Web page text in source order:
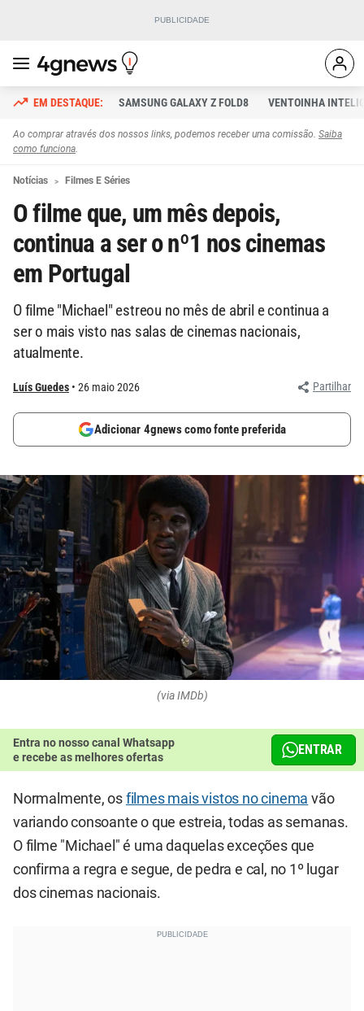
SAMSUNG GALAXY Z FOLD8 VENTOINHA
Ao comprar através dos nossos links, podemos receber uma comissão. Saiba
como funciona.
Notícias Filmes E Séries
O filme que, um mês depois,
continua a ser o nº1 nos cinemas
em Portugal
O filme "Michael" estreou no mês de abril e continua a
ser o mais visto nas salas de cinemas nacionais,
atualmente.
Luís Guedes 26 maio 2026 Partilhar
Adicionar 4gnews como fonte preferida
(via IMDb)
Entra no nosso canal Whatsapp
e recebe as melhores ofertas
ENTRAR
Normalmente, os filmes mais vistos no cinema vão
variando consoante o que estreia, todas as semanas.
O filme "Michael" é uma daquelas exceções que
confirma a regra e segue, de pedra e cal, no 1º lugar
dos cinemas nacionais.